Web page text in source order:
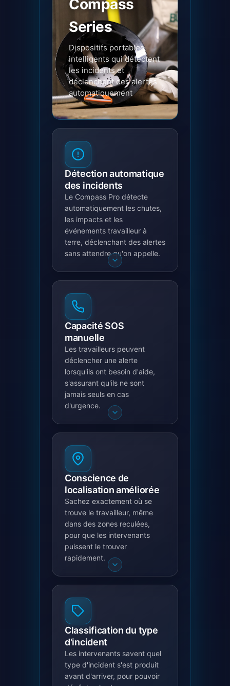
Compass
Series
Dispositifs portables
intelligents qui détectent
les incidents et
déclenchent des alertes
automatiquement
Détection automatique
des incidents
Le Compass Pro détecte
automatiquement les chutes,
les impacts et les
événements travailleur à
terre, déclenchant des alertes
sans attendre qu'on appelle.
Capacité SOS
manuelle
Les travailleurs peuvent
déclencher une alerte
lorsqu'ils ont besoin d'aide,
s'assurant qu'ils ne sont
jamais seuls en cas
d'urgence.
Conscience de
localisation améliorée
Sachez exactement où se
trouve le travailleur, même
dans des zones reculées,
pour que les intervenants
puissent le trouver
rapidement.
Classification du type
d'incident
Les intervenants savent quel
type d'incident s'est produit
avant d'arriver, pour pouvoir